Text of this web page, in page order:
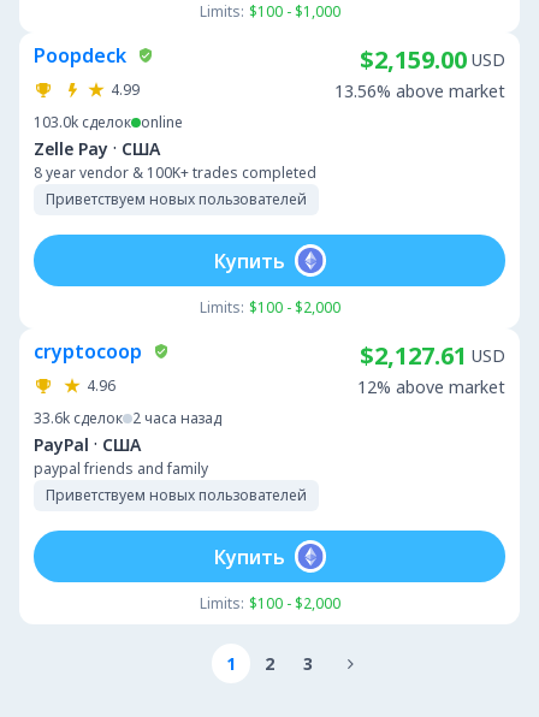
Limits: $100 - $1,000
Poopdeck
4.99
103.0k сделок online
Zelle Pay · США
8 year vendor & 100K+ trades completed
Приветствуем новых пользователей
$2,159.00 USD
13.56% above market
Limits: $100 - $2,000
Купить
cryptocoop
4.96
33.6k сделок 2 часа назад
PayPal · США
paypal friends and family
Приветствуем новых пользователей
$2,127.61 USD
12% above market
Limits: $100 - $2,000
Купить
1 2 3 